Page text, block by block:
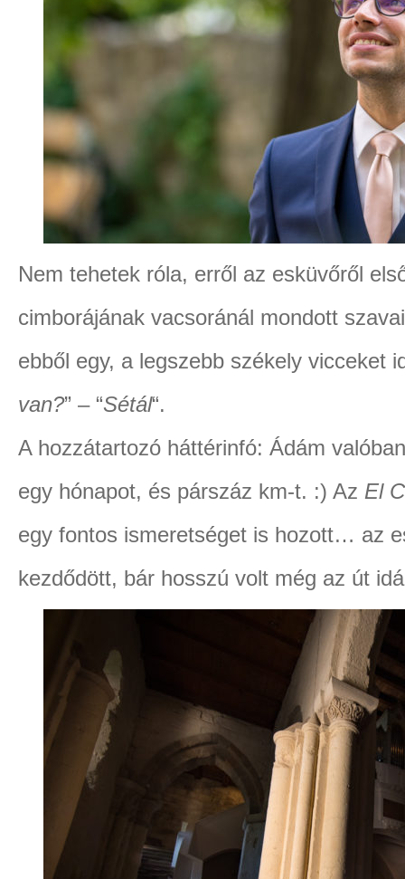
Nem tehetek róla, erről az esküvőről
cimborájának vacsoránál mondott
ebből egy, a legszebb székely vicceket
van?” – “Sétál“.
A hozzátartozó háttérinfó: Ádám
egy hónapot, és párszáz km-t. :) Az El
egy fontos ismeretséget is hozott… az
kezdődött, bár hosszú volt még az út